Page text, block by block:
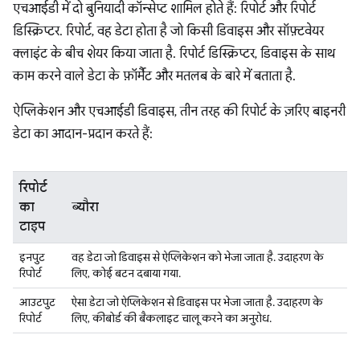
एचआईडी में दो बुनियादी कॉन्सेप्ट शामिल होते हैं: रिपोर्ट और रिपोर्ट
डिस्क्रिप्टर. रिपोर्ट, वह डेटा होता है जो किसी डिवाइस और सॉफ़्टवेयर
क्लाइंट के बीच शेयर किया जाता है. रिपोर्ट डिस्क्रिप्टर, डिवाइस के साथ
काम करने वाले डेटा के फ़ॉर्मैट और मतलब के बारे में बताता है.
ऐप्लिकेशन और एचआईडी डिवाइस, तीन तरह की रिपोर्ट के ज़रिए बाइनरी
डेटा का आदान-प्रदान करते हैं:
रिपोर्ट
का
टाइप
ब्यौरा
इनपुट
रिपोर्ट
वह डेटा जो डिवाइस से ऐप्लिकेशन को भेजा जाता है. उदाहरण के
लिए, कोई बटन दबाया गया.
आउटपुट
रिपोर्ट
ऐसा डेटा जो ऐप्लिकेशन से डिवाइस पर भेजा जाता है. उदाहरण के
लिए, कीबोर्ड की बैकलाइट चालू करने का अनुरोध.